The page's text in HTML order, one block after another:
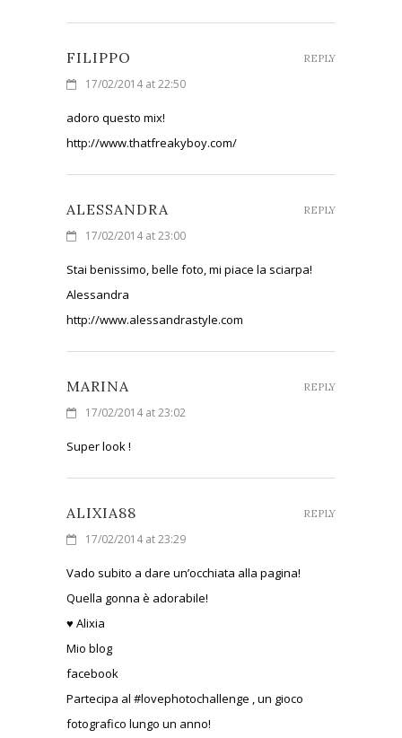
FILIPPO
17/02/2014 at 22:50
adoro questo mix!
http://www.thatfreakyboy.com/
REPLY
ALESSANDRA
17/02/2014 at 23:00
Stai benissimo, belle foto, mi piace la sciarpa!
Alessandra
http://www.alessandrastyle.com
REPLY
MARINA
17/02/2014 at 23:02
Super look !
REPLY
ALIXIA88
17/02/2014 at 23:29
Vado subito a dare un’occhiata alla pagina!
Quella gonna è adorabile!
♥ Alixia
Mio blog
facebook
Partecipa al #lovephotochallenge , un gioco
fotografico lungo un anno!
REPLY